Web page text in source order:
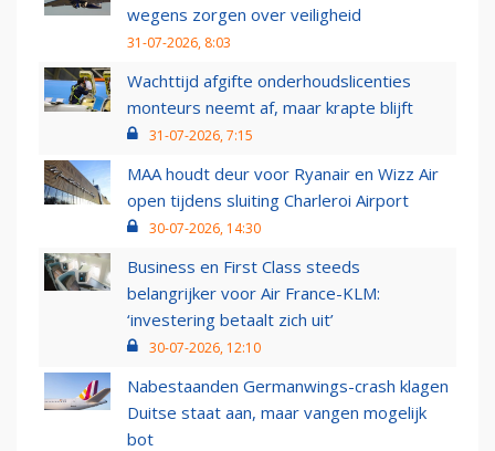
wegens zorgen over veiligheid
31-07-2026, 8:03
Wachttijd afgifte onderhoudslicenties
monteurs neemt af, maar krapte blijft
31-07-2026, 7:15
MAA houdt deur voor Ryanair en Wizz Air
open tijdens sluiting Charleroi Airport
30-07-2026, 14:30
Business en First Class steeds
belangrijker voor Air France-KLM:
‘investering betaalt zich uit’
30-07-2026, 12:10
Nabestaanden Germanwings-crash klagen
Duitse staat aan, maar vangen mogelijk
bot